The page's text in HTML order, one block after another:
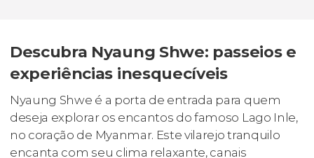
Descubra Nyaung Shwe: passeios e
experiências inesquecíveis
Nyaung Shwe é a porta de entrada para quem
deseja explorar os encantos do famoso Lago Inle,
no coração de Myanmar. Este vilarejo tranquilo
encanta com seu clima relaxante, canais